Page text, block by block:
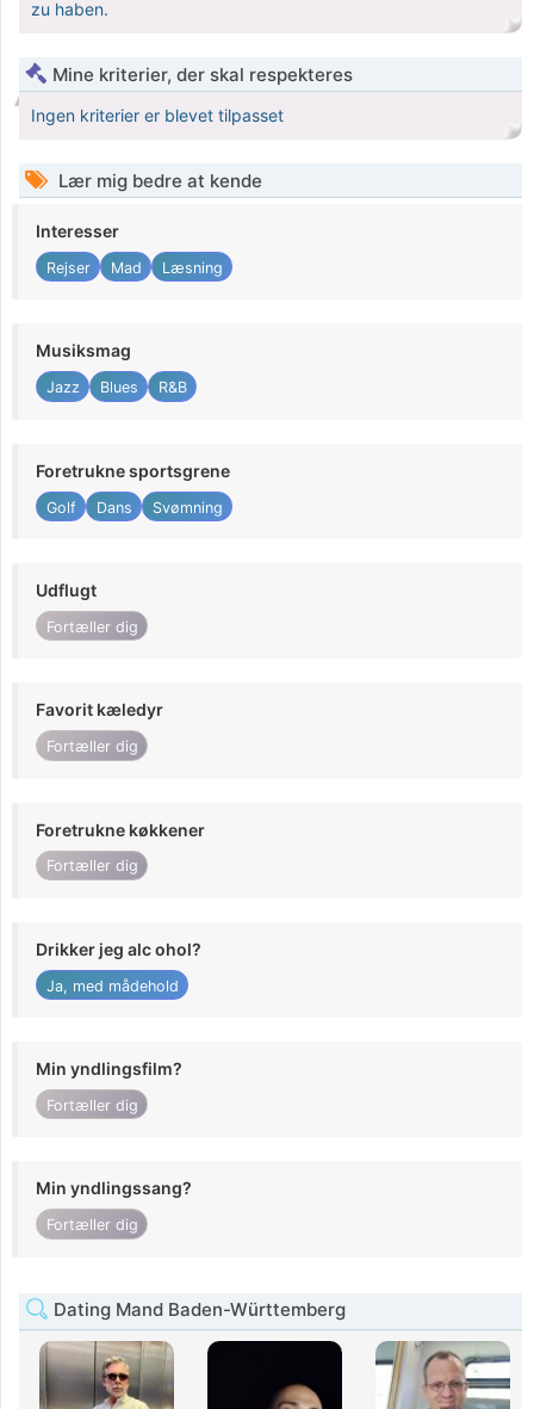
zu haben.
Mine kriterier, der skal respekteres
Ingen kriterier er blevet tilpasset
Lær mig bedre at kende
Interesser
Rejser Mad Læsning
Musiksmag
Jazz Blues R&B
Foretrukne sportsgrene
Golf Dans Svømning
Udflugt
Fortæller dig
Favorit kæledyr
Fortæller dig
Foretrukne køkkener
Fortæller dig
Drikker jeg alc ohol?
Ja, med mådehold
Min yndlingsfilm?
Fortæller dig
Min yndlingssang?
Fortæller dig
Dating Mand Baden-Württemberg